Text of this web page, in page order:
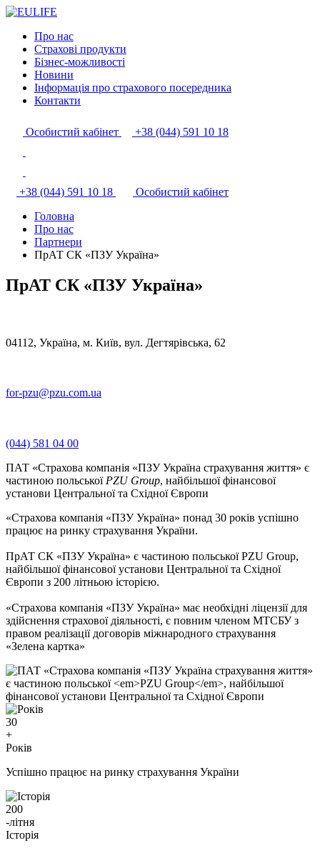
Про нас
Страхові продукти
Бізнес-можливості
Новини
Інформація про страхового посередника
Контакти
Особистий кабінет +38 (044) 591 10 18
+38 (044) 591 10 18
Особистий кабінет
Головна
Про нас
Партнери
ПрАТ СК «ПЗУ Україна»
ПрАТ СК «ПЗУ Україна»
04112, Україна, м. Київ, вул. Дегтярівська, 62
for-pzu@pzu.com.ua
(044) 581 04 00
ПАТ «Страхова компанія «ПЗУ Україна страхування життя» є
частиною польської PZU Group, найбільшої фінансової
установи Центральної та Східної Європи
«Страхова компанія «ПЗУ Україна» понад 30 років успішно
працює на ринку страхування України.
ПрАТ СК «ПЗУ Україна» є частиною польської PZU Group,
найбільшої фінансової установи Центральної та Східної
Європи з 200 літньою історією.
«Страхова компанія «ПЗУ Україна» має необхідні ліцензії для
здійснення страхової діяльності, є повним членом МТСБУ з
правом реалізації договорів міжнародного страхування
«Зелена картка»
30
+
Років
Успішно працює на ринку страхування України
200
-літня
Iсторія